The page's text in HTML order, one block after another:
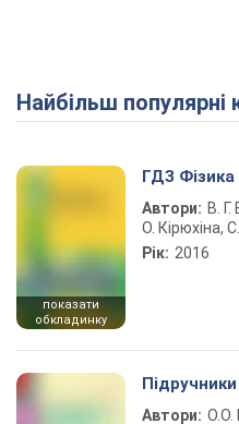
Найбільш популярні
показати
обкладинку
ГДЗ Фізика
Автори: В.
О. Кірюхіна,
Рік: 2016
Автори: О.О.